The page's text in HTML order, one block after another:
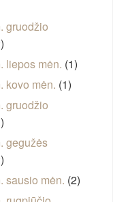
gruodžio
liepos mėn. (1)
kovo mėn. (1)
gruodžio
gegužės
sausio mėn. (2)